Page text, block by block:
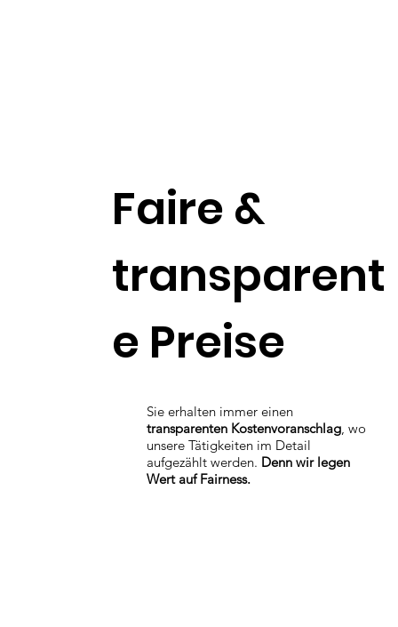
Faire &
transparent
e Preise
Sie erhalten immer einen
transparenten Kostenvoranschlag, wo
unsere Tätigkeiten im Detail
aufgezählt werden. Denn wir legen
Wert auf Fairness.